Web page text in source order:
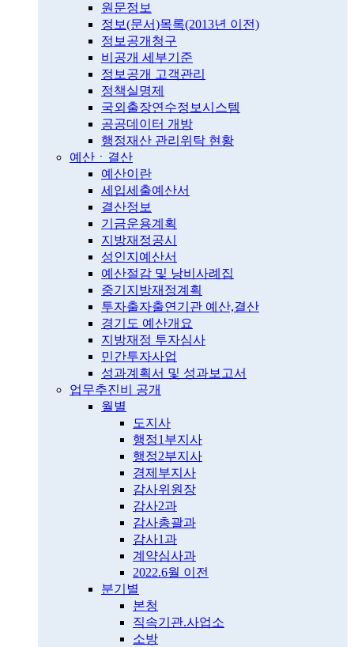
원문정보
정보(문서)목록(2013년 이전)
정보공개청구
비공개 세부기준
정보공개 고객관리
정책실명제
국외출장연수정보시스템
공공데이터 개방
행정재산 관리위탁 현황
예산ㆍ결산
예산이란
세입세출예산서
결산정보
기금운용계획
지방재정공시
성인지예산서
예산절감 및 낭비사례집
중기지방재정계획
투자출자출연기관 예산,결산
경기도 예산개요
지방재정 투자심사
민간투자사업
성과계획서 및 성과보고서
업무추진비 공개
월별
도지사
행정1부지사
행정2부지사
경제부지사
감사위원장
감사2과
감사총괄과
감사1과
계약심사과
2022.6월 이전
분기별
본청
직속기관.사업소
소방